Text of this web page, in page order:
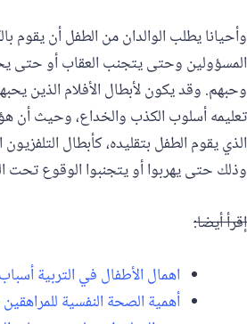
وأحيانا يطلب الوالدان من الطفل أن يقوم
المسؤولين وحتى يتجنب العقاب أو حتى
وحبهم. وقد يكون لأبطال الأفلام الذين
تعليمه أسلوب الكذب والخداع، وحيث أن
الذي يقوم الطفل بتقليده، كأبطال
وذلك حتى يهربوا أو يتجنبوا الوقوع تحت
إقرأ أيضا:
اهمال الأطفال في التربية
أهمية الصحة النفسية